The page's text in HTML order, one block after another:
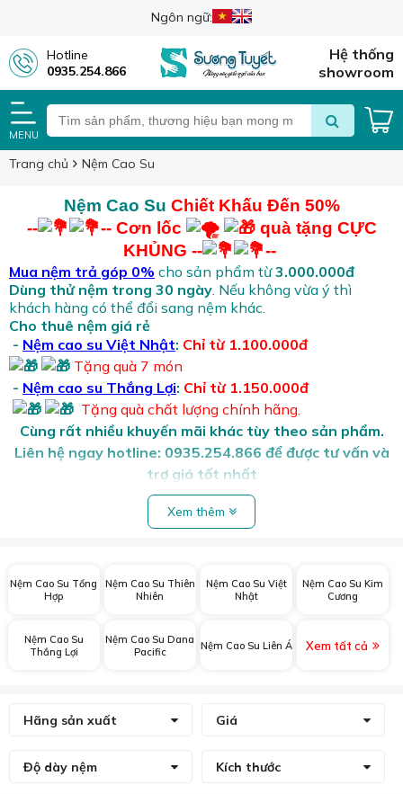
Ngôn ngữ:
Hotline
0935.254.866
Hệ thống
showroom
MENU
Trang chủ Nệm Cao Su
Nệm Cao Su Chiết Khấu Đến 50%
--
-- Cơn lốc
quà tặng CỰC
KHỦNG --
--
Mua nệm trả góp 0% cho sản phẩm từ3.000.000đ
Dùng thử nệm trong 30 ngày. Nếu không vừa ý thì
khách hàng có thể đổi sang nệm khác.
Cho thuê nệm giá rẻ
- Nệm cao su Việt Nhật: Chỉ từ 1.100.000đ
Tặng quà 7 món
- Nệm cao su Thắng Lợi: Chỉ từ 1.150.000đ
Tặng quà chất lượng chính hãng.
Cùng rất nhiều khuyến mãi khác tùy theo sản phẩm.
Liên hệ ngay hotline: 0935.254.866 để được tư vấn và
trợ giá tốt nhất
Xem thêm
Nệm Cao Su Tổng
Hợp
Nệm Cao Su Thiên
Nhiên
Nệm Cao Su Việt
Nhật
Nệm Cao Su Kim
Cương
Nệm Cao Su
Thắng Lợi
Nệm Cao Su Dana
Pacific
Nệm Cao Su Liên Á Xem tất cả
Hãng sản xuất Giá
Độ dày nệm Kích thước